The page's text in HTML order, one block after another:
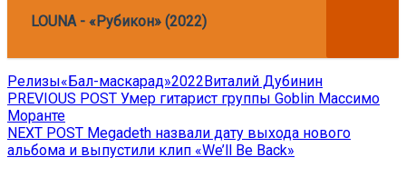
LOUNA - «Рубикон» (2022)
Релизы«Бал-маскарад»2022Виталий Дубинин
Навигация
по
записям
PREVIOUS POST Previous
Умер гитарист группы Goblin Массимо
Моранте
NEXT POST Next
post:
Megadeth назвали дату выхода нового
альбома и выпустили клип «We’ll Be Back»